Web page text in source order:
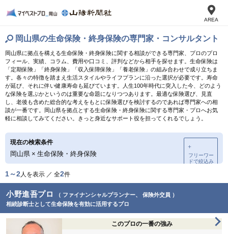
AREA
岡山県の生命保険・終身保険の専門家・コンサルタント
岡山県に拠点を構える生命保険・終身保険に関する相談ができる専門家、プロのプロ
フィール、実績、コラム、費用や口コミ、評判などから相手を探せます。生命保険は
「定期保険」「終身保険」「収入保障保険」「養老保険」の組み合わせで成り立ちま
す。各々の特徴を踏まえ生活スタイルやライフプランに沿った選択が必要です。寿命
が延び、それに伴い健康寿命も延びています。人生100年時代に突入した今、どのよう
な保険を選ぶかというのは重要な命題になりつつあります。最適な保険選び、見直
し、老後も含めた総合的な考えをもとに保険選びを検討するのであれば専門家への相
談が一番です。岡山県を拠点とする生命保険・終身保険に関する専門家・プロへお気
軽に相談してみてください。きっと身近なサポート役を担ってくれるでしょう。
現在の検索条件
岡山県 × 生命保険・終身保険
＋
フリーワー
ドで絞込み
1～2 人を表示 ／ 全2件
小野進吾プロ
（ ファイナンシャルプランナー、 保険外交員 ）
相続診断士として生命保険を有効に活用するプロ
このプロの一番の強み